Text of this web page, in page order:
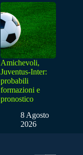
Amichevoli,
Juventus-Inter:
probabili
formazioni e
pronostico
8 Agosto
2026